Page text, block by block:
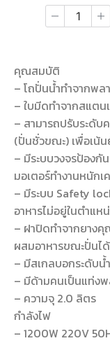
คุณสมบัติ
– โถปั่นน้ำทำจากพล
– ใบมีดทำจากสแต
– สามารถปรับระดับ
(ปั่นชั่วขณะ) เพื่อเน้
– มีระบบวงจรป้องกั
มอเตอร์ทำงานหนัก
– มีระบบ Safety
อาหารไม่อยู่ในตำแ
– ฝาปิดทำจากยาง
ผสมอาหารขณะปั่นได้
– มีสเกลบอกระดับน้ำ
– มีด้ามคนเป็นแท่ง
– ความจุ 2.0 ลิตร
กำลังไฟ
– 1200W 220V